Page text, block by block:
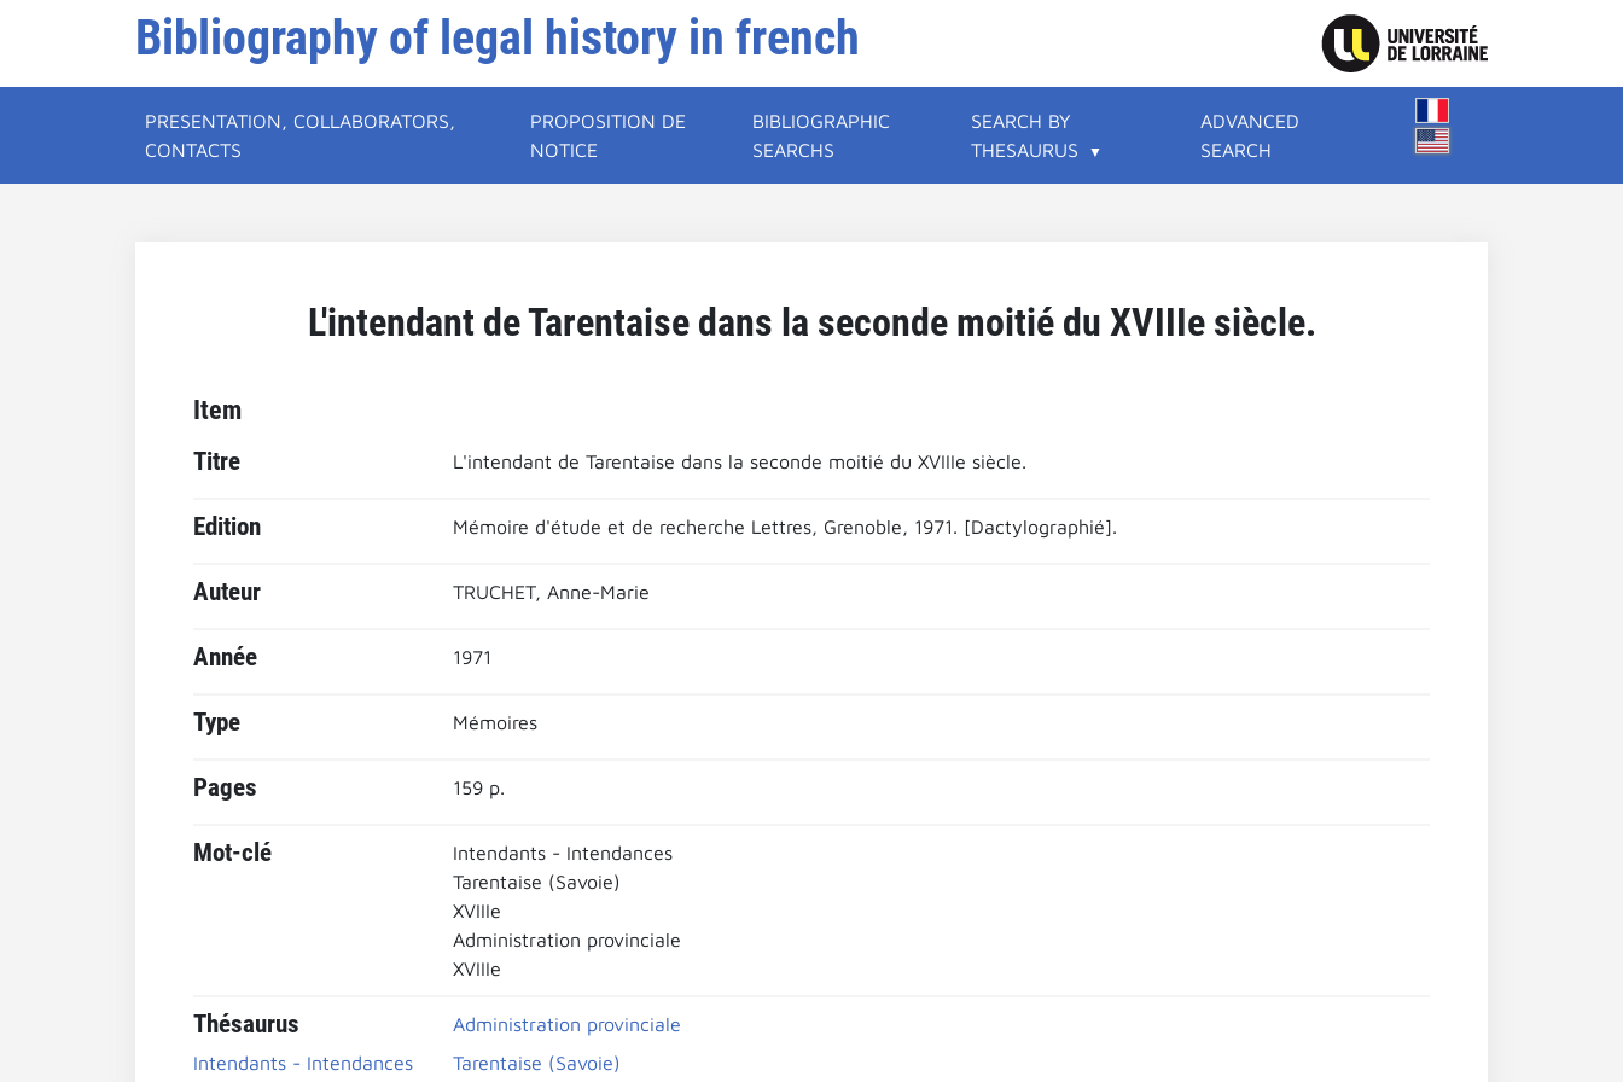
Bibliography of legal history in french
PRESENTATION, COLLABORATORS,
CONTACTS
PROPOSITION DE
NOTICE
BIBLIOGRAPHIC
SEARCHS
SEARCH BY
THESAURUS
ADVANCED
SEARCH
L'intendant de Tarentaise dans la seconde moitié du XVIIIe siècle.
Item
Titre L'intendant de Tarentaise dans la seconde moitié du XVIIIe siècle.
Edition Mémoire d'étude et de recherche Lettres, Grenoble, 1971. [Dactylographié].
Auteur TRUCHET, Anne-Marie
Année 1971
Type Mémoires
Pages 159 p.
Mot-clé
Intendants - Intendances
Tarentaise (Savoie)
XVIIIe
Administration provinciale
XVIIIe
Thésaurus
Administration provinciale
Intendants - Intendances
Tarentaise (Savoie)